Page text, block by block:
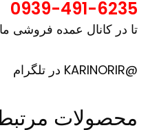
0939-491-6235
تا در کانال عمده فروشی
@KARINORIR در تلگرام
محصولات